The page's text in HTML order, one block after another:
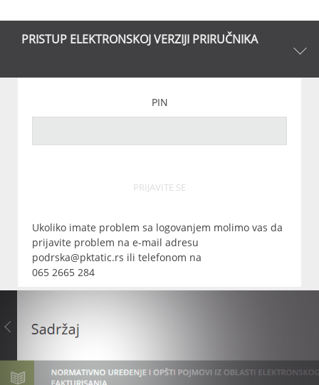
PRISTUP ELEKTRONSKOJ VERZIJI PRIRUČNIKA
PIN
PRIJAVITE SE
Ukoliko imate problem sa logovanjem molimo vas da
prijavite problem na e-mail adresu
podrska@pktatic.rs ili telefonom na
065 2665 284